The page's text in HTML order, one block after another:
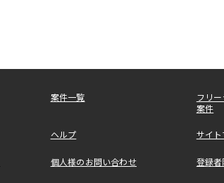
案件一覧
フリ
案件
ヘルプ サイ
個人様のお問い合わせ 登録者